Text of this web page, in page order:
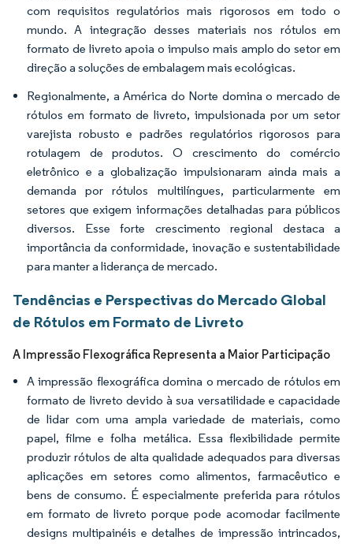
com requisitos regulatórios mais rigorosos em todo o
mundo. A integração desses materiais nos rótulos em
formato de livreto apoia o impulso mais amplo do setor em
direção a soluções de embalagem mais ecológicas.
Regionalmente, a América do Norte domina o mercado de
rótulos em formato de livreto, impulsionada por um setor
varejista robusto e padrões regulatórios rigorosos para
rotulagem de produtos. O crescimento do comércio
eletrônico e a globalização impulsionaram ainda mais a
demanda por rótulos multilíngues, particularmente em
setores que exigem informações detalhadas para públicos
diversos. Esse forte crescimento regional destaca a
importância da conformidade, inovação e sustentabilidade
para manter a liderança de mercado.
Tendências e Perspectivas do Mercado Global
de Rótulos em Formato de Livreto
A Impressão Flexográfica Representa a Maior Participação
A impressão flexográfica domina o mercado de rótulos em
formato de livreto devido à sua versatilidade e capacidade
de lidar com uma ampla variedade de materiais, como
papel, filme e folha metálica. Essa flexibilidade permite
produzir rótulos de alta qualidade adequados para diversas
aplicações em setores como alimentos, farmacêutico e
bens de consumo. É especialmente preferida para rótulos
em formato de livreto porque pode acomodar facilmente
designs multipainéis e detalhes de impressão intrincados,